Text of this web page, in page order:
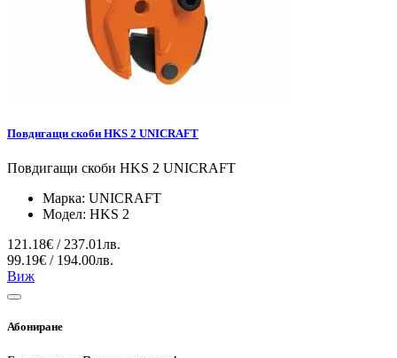
Повдигащи скоби HKS 2 UNICRAFT
Повдигащи скоби HKS 2 UNICRAFT
Марка: UNICRAFT
Модел: HKS 2
121.18€ / 237.01лв.
99.19€ / 194.00лв.
Виж
Абониране